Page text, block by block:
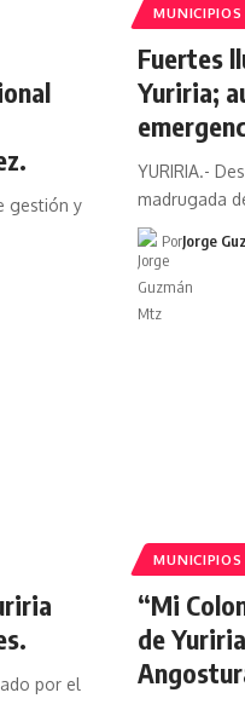
gestión y
MUNICIPIOS
Fuertes
Yuriria;
YURIRIA.-
madrugada
PorJorge
por el
MUNICIPIOS
“Mi
de